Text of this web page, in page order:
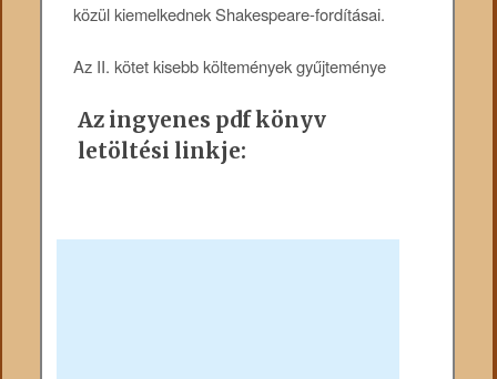
közül kiemelkednek Shakespeare-fordításai.
Az II. kötet kisebb költemények gyűjteménye
Az ingyenes pdf könyv
letöltési linkje: